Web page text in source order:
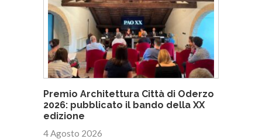
Premio Architettura Città di Oderzo
2026: pubblicato il bando della XX
edizione
4 Agosto 2026